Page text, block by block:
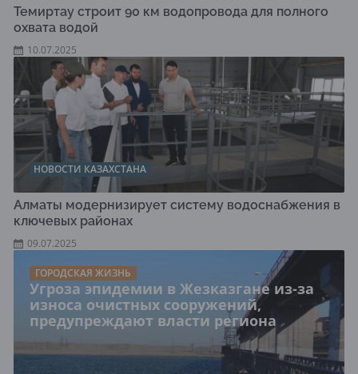
Темиртау строит 90 км водопровода для полного
охвата водой
10.07.2025
НОВОСТИ КАЗАХСТАНА
Алматы модернизирует систему водоснабжения в
ключевых районах
09.07.2025
ГОРОДСКАЯ ЖИЗНЬ
Угроза эпидемии в Жезказгане из-за
износа очистных сооружений,
предупреждают власти региона